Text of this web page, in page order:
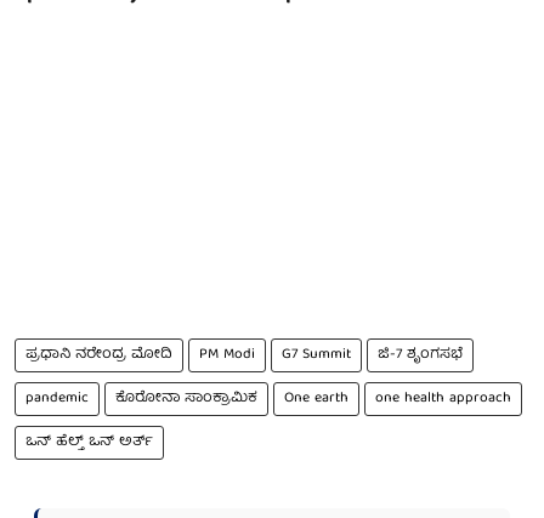
ಪ್ರಧಾನಿ ನರೇಂದ್ರ ಮೋದಿ PM Modi G7 Summit
ಜಿ-7 ಶೃಂಗಸಭೆ
pandemic
ಕೊರೋನಾ ಸಾಂಕ್ರಾಮಿಕ One earth
one health approach
ಒನ್ ಹೆಲ್ತ್ ಒನ್ ಅರ್ತ್